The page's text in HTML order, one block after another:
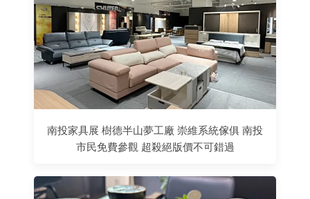
南投家具展 樹德半山夢工廠 崇維系統傢俱 南投
市民免費參觀 超殺絕版價不可錯過